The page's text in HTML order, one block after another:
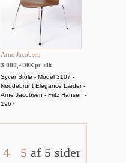
Arne Jacobsen
3.000,- DKK pr. stk.
Syver Stole - Model 3107 -
Nøddebrunt Elegance Læder -
Arne Jacobsen - Fritz Hansen -
1967
4 5 af 5 sider